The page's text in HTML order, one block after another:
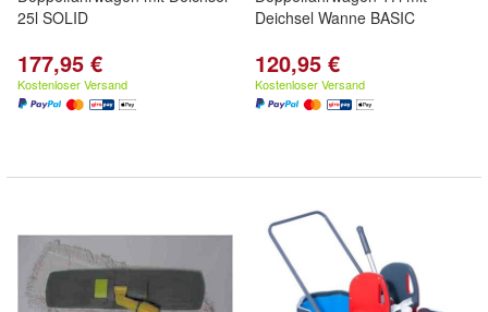
25l SOLID
177,95 €
Kostenloser Versand
Deichsel Wanne BASIC
120,95 €
Kostenloser Versand